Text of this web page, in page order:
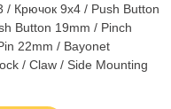
/ Крючок 9x4 / Push Button
Button 19mm / Pinch
22mm / Bayonet
/ Claw / Side Mounting